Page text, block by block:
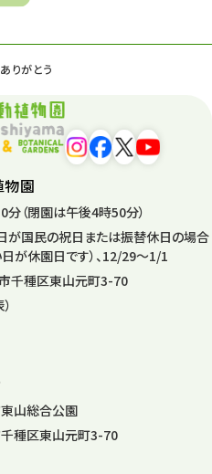
ありがとう
6
14
園
（閉園は午後4時50分）
が国民の祝日または振替休日の場合
が休園日です）、12/29～1/1
千種区東山元町3-70
山総合公園
種区東山元町3-70